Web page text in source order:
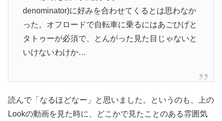
denominator)に好みを合わせてくるとは思わなか
った。オフロードで自転車に乗るにはあごひげと
タトゥーが必須で、とんがった見た目じゃないと
いけないわけか…
読んで「なるほどなー」と思いました。というのも、上の
Lookの動画を見た時に、どこかで見たことのある雰囲気